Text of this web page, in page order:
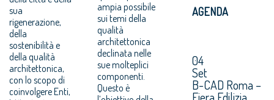
sua
rigenerazione,
della
sostenibilità e
della qualità
architettonica,
con lo scopo di
coinvolgere Enti,
ampia possibile
sui temi della
qualità
architettonica
declinata nelle
sue molteplici
componenti.
Questo è
AGENDA
04
Set
B-CAD Roma –
Fiera Edilizia